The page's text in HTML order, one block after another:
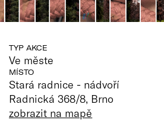
TYP AKCE
Ve měste
MÍSTO
Stará radnice - nádvoří
Radnická 368/8, Brno
zobrazit na mapě